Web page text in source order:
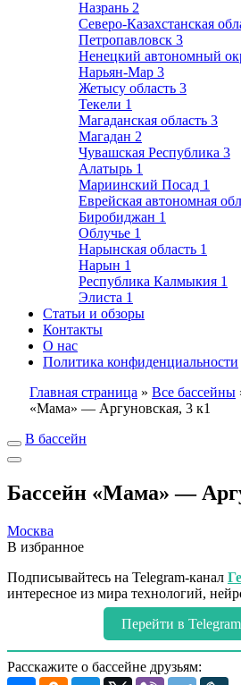
Назрань 2
Северо-Казахстанская
Петропавловск 3
Ненецкий автономный
Нарьян-Мар 3
Жетысу область 3
Текели 1
Магаданская область 3
Магадан 2
Чувашская Республика 3
Алатырь 1
Мариинский Посад 1
Еврейская автономная
Биробиджан 1
Облучье 1
Нарынская область 1
Нарын 1
Республика Калмыкия 1
Элиста 1
Статьи и обзоры
Контакты
О нас
Политика конфиденциальности
Главная страница » Все бассейны
«Мама» — Аргуновская, 3 к1
В бассейн
Бассейн «Мама» —
Москва
В избранное
Подписывайтесь на Telegram-канал
интересное из мира технологий,
Перейти в
Расскажите о бассейне друзьям: